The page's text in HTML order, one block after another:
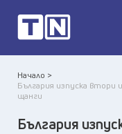
Начало >
България изпуска втори
щанги
България